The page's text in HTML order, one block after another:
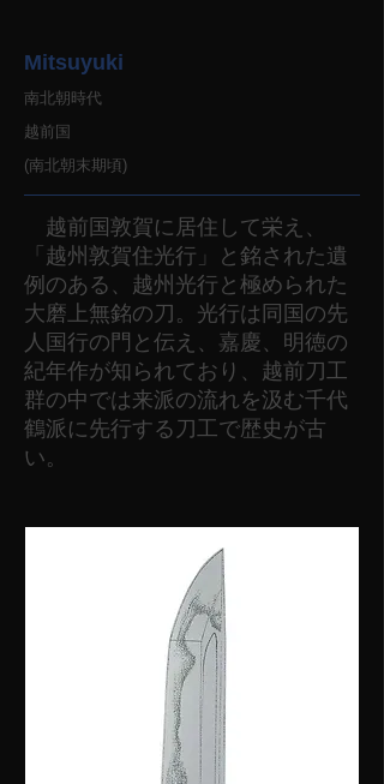
Mitsuyuki
南北朝時代
越前国
(南北朝末期頃)
越前国敦賀に居住して栄え、
「越州敦賀住光行」と銘された遺
例のある、越州光行と極められた
大磨上無銘の刀。光行は同国の先
人国行の門と伝え、嘉慶、明徳の
紀年作が知られており、越前刀工
群の中では来派の流れを汲む千代
鶴派に先行する刀工で歴史が古
い。